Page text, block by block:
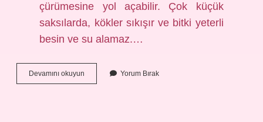
çürümesine yol açabilir. Çok küçük
saksılarda, kökler sıkışır ve bitki yeterli
besin ve su alamaz.…
Devamını okuyun
Çeşitleri
Yorum Bırak